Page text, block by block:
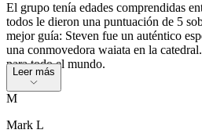
El grupo tenía edades comprendidas
todos le dieron una puntuación de 5
mejor guía: Steven fue un auténtico
una conmovedora waiata en la
para todo el mundo.
Leer más
M
Mark L